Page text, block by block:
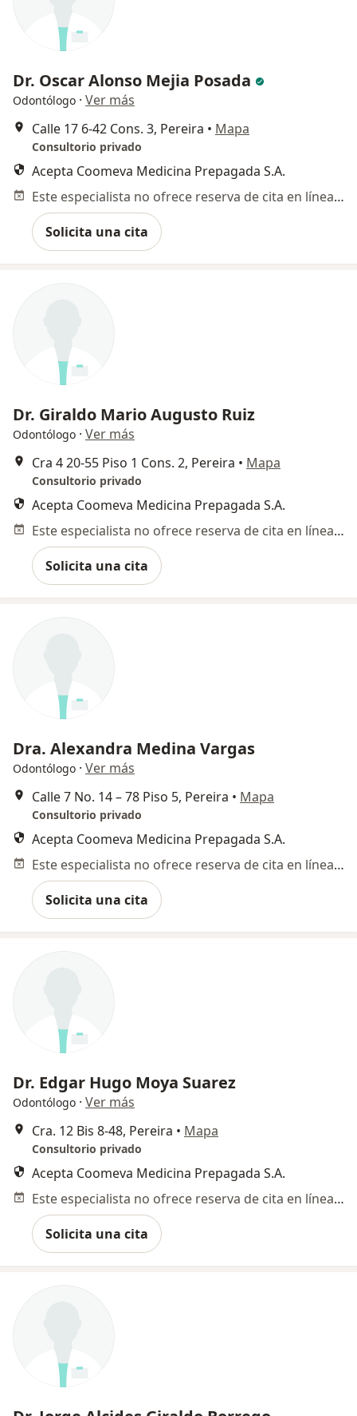
Dr. Oscar Alonso Mejia Posada
Odontólogo · Ver más
Calle 17 6-42 Cons. 3, Pereira • Mapa
Consultorio privado
Acepta Coomeva Medicina Prepagada S.A.
Este especialista no ofrece reserva de cita en línea en esta dirección.
Solicita una cita
Dr. Giraldo Mario Augusto Ruiz
Odontólogo · Ver más
Cra 4 20-55 Piso 1 Cons. 2, Pereira • Mapa
Consultorio privado
Acepta Coomeva Medicina Prepagada S.A.
Este especialista no ofrece reserva de cita en línea en esta dirección.
Solicita una cita
Dra. Alexandra Medina Vargas
Odontólogo · Ver más
Calle 7 No. 14 – 78 Piso 5, Pereira • Mapa
Consultorio privado
Acepta Coomeva Medicina Prepagada S.A.
Este especialista no ofrece reserva de cita en línea en esta dirección.
Solicita una cita
Dr. Edgar Hugo Moya Suarez
Odontólogo · Ver más
Cra. 12 Bis 8-48, Pereira • Mapa
Consultorio privado
Acepta Coomeva Medicina Prepagada S.A.
Este especialista no ofrece reserva de cita en línea en esta dirección.
Solicita una cita